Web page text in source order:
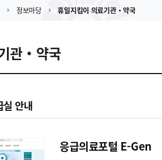
정보마당 휴일지킴이 의료기관‧약국
관‧약국
실 안내
응급의료포털 E-Gen